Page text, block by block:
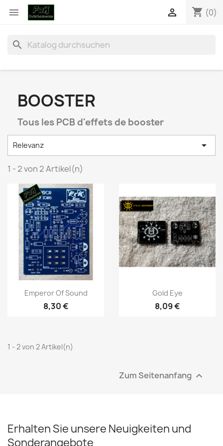
 shopping_cart (0)

search
BOOSTER
Tous les PCB d'effets de booster
Relevanz 
1 - 2 von 2 Artikel(n)
Emperor Of Sound
8,30 €
(1)
Gold Eye
8,09 €
1 - 2 von 2 Artikel(n)
Zum Seitenanfang 
Erhalten Sie unsere Neuigkeiten und
Sonderangebote